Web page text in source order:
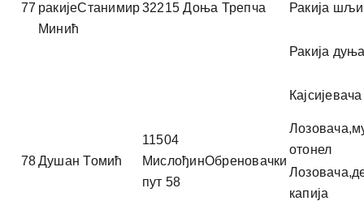
77 ракијеСтанимир
Минић
32215 Доња Трепча Ракија
Ракија
78Душан Томић
11504
МислођинОбреновачки
пут 58
Кајсијевача
отонел
капија